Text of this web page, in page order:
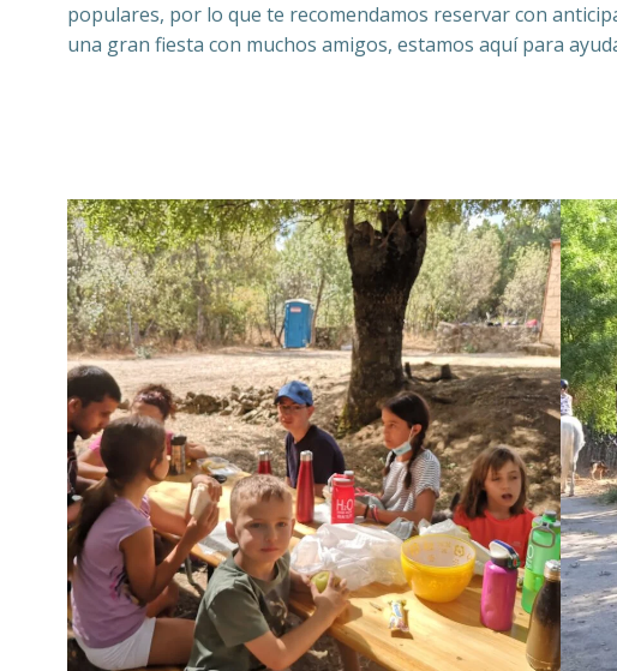
populares, por lo que te recomendamos reservar con
una gran fiesta con muchos amigos, estamos aquí para